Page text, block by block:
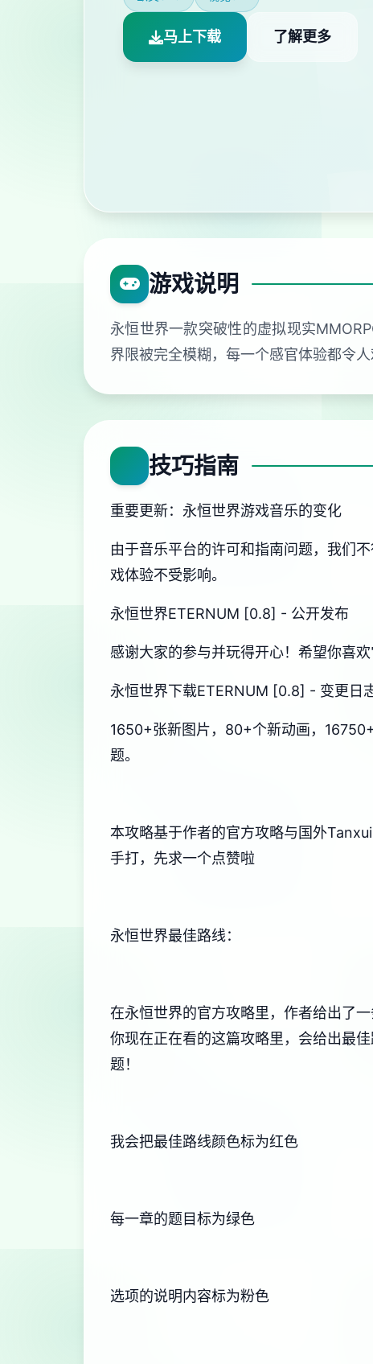
马上下载 了解更多
游戏说明
永恒世界一款突破性的虚拟现实
界限被完全模糊，每一个感官体验都令人
技巧指南
重要更新：永恒世界游戏音乐的变化
由于音乐平台的许可和指南问题，我们
戏体验不受影响。
永恒世界ETERNUM [0.8] - 公开发布
感谢大家的参与并玩得开心！希望你喜
永恒世界下载ETERNUM [0.8] - 变更日
1650+张新图片，80+个新动画，
题。
本攻略基于作者的官方攻略与国外
手打，先求一个点赞啦
永恒世界最佳路线：
在永恒世界的官方攻略里，作者给出了
你现在正在看的这篇攻略里，会给出最
题！
我会把最佳路线颜色标为红色
每一章的题目标为绿色
选项的说明内容标为粉色